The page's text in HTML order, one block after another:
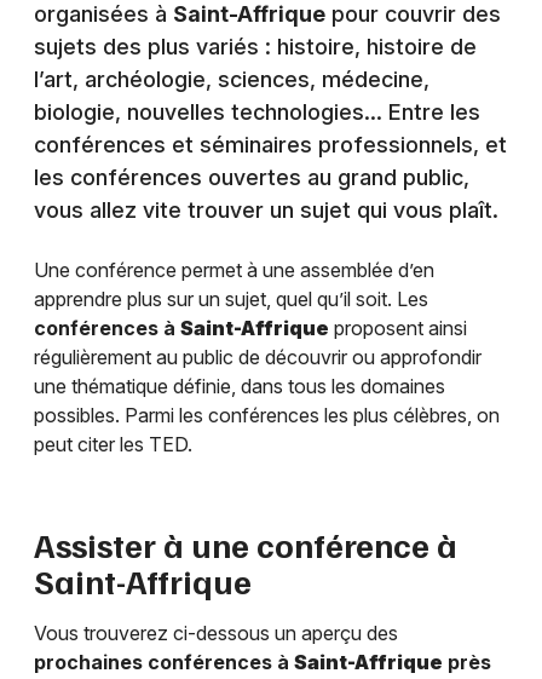
organisées à Saint-Affrique pour couvrir des
sujets des plus variés : histoire, histoire de
l’art, archéologie, sciences, médecine,
biologie, nouvelles technologies… Entre les
conférences et séminaires professionnels, et
les conférences ouvertes au grand public,
vous allez vite trouver un sujet qui vous plaît.
Une conférence permet à une assemblée d’en
apprendre plus sur un sujet, quel qu’il soit. Les
conférences à Saint-Affrique proposent ainsi
régulièrement au public de découvrir ou approfondir
une thématique définie, dans tous les domaines
possibles. Parmi les conférences les plus célèbres, on
peut citer les TED.
Assister à une conférence à
Saint-Affrique
Vous trouverez ci-dessous un aperçu des
prochaines conférences à Saint-Affrique près